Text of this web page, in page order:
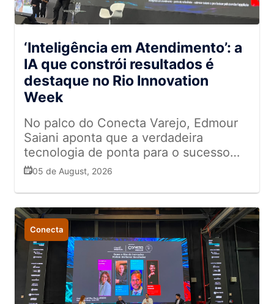
‘Inteligência em Atendimento’: a
IA que constrói resultados é
destaque no Rio Innovation
Week
No palco do Conecta Varejo, Edmour
Saiani aponta que a verdadeira
tecnologia de ponta para o sucesso
das marcas está na conexão humana,
05 de August, 2026
Conecta